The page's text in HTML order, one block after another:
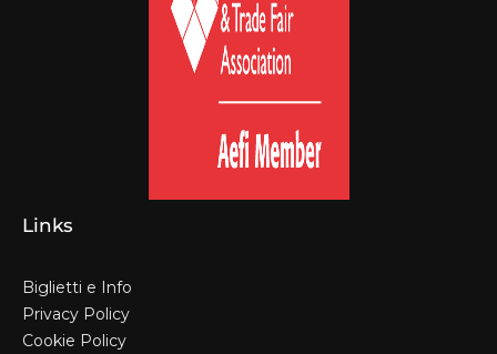
Links
Biglietti e Info
Privacy Policy
Cookie Policy